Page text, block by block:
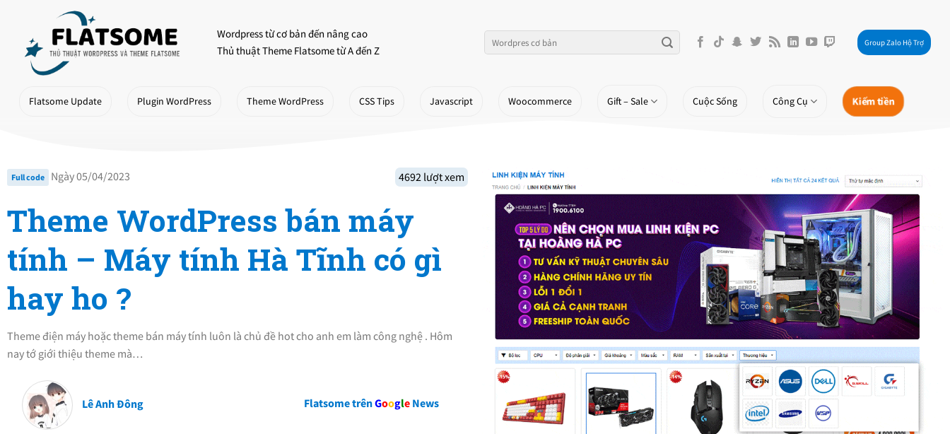
content
Wordpress từ cơ bản đến nâng cao
Thủ thuật Theme Flatsome từ A đến Z
Group Zalo Hộ Trợ
Flatsome Update Plugin WordPress Theme WordPress CSS Tips Javascript Woocommerce Gift – Sale Cuộc Sống Công Cụ Kiếm tiền
Full code Ngày 05/04/2023 4692 lượt xem
Theme WordPress bán máy
tính – Máy tính Hà Tĩnh có gì
hay ho ?
Theme điện máy hoặc theme bán máy tính luôn là chủ đề hot cho anh em làm công nghệ . Hôm
nay tớ giới thiệu theme mà…
Lê Anh Đông Flatsome trênGoogleNews